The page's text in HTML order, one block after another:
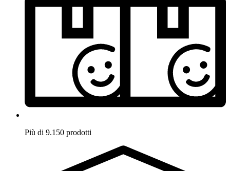
Più di 9.150 prodotti